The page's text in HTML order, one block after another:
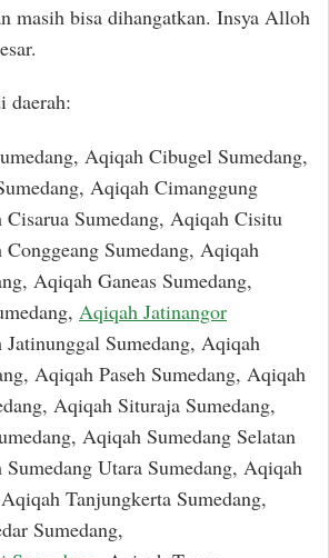
masih bisa dihangatkan. Insya Alloh
daerah:
Aqiqah Cibugel Sumedang,
Aqiqah Cimanggung
Sumedang, Aqiqah Cisitu
Sumedang, Aqiqah
Aqiqah Ganeas Sumedang,
Aqiqah Jatinangor
Sumedang, Aqiqah
Aqiqah Paseh Sumedang, Aqiqah
Aqiqah Situraja Sumedang,
Aqiqah Sumedang Selatan
Utara Sumedang, Aqiqah
Tanjungkerta Sumedang,
Sumedang,